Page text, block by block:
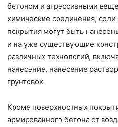
бетоном и агрессивными
химические соединения,
покрытия могут быть
и на уже существующие
различных технологий,
нанесение, нанесение
грунтовок.
Кроме поверхностных
армированного бетона от